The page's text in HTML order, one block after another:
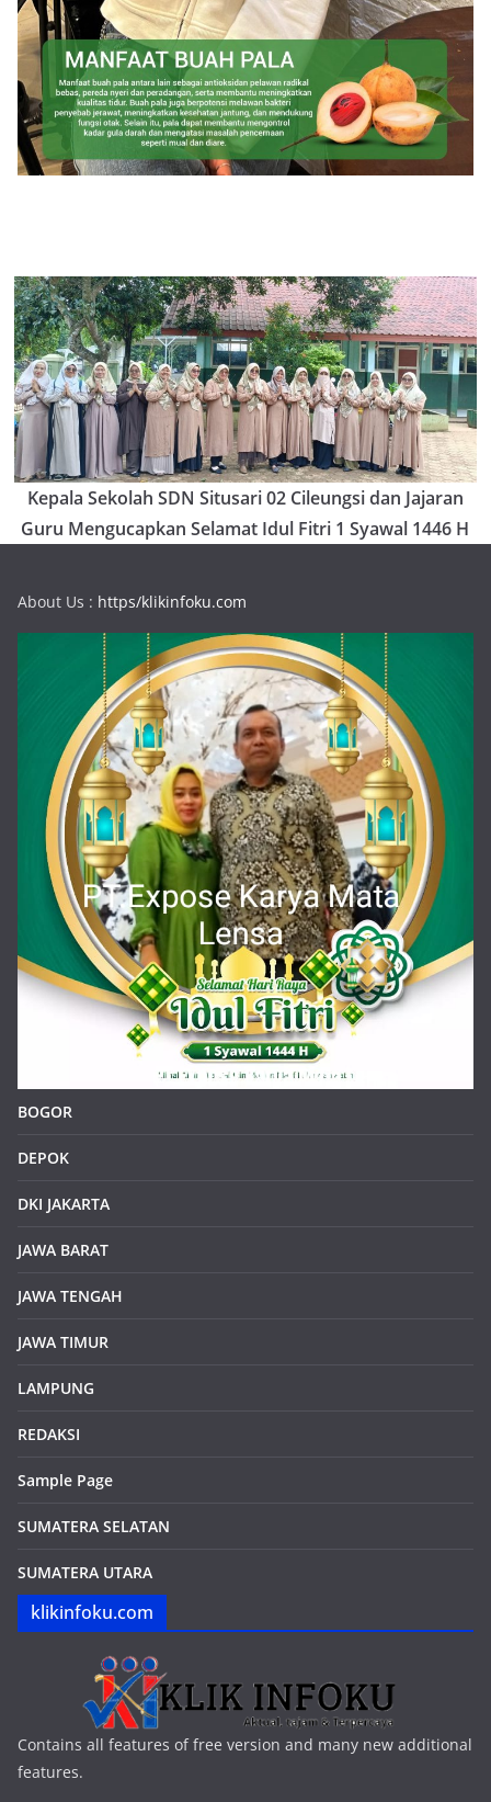
Kepala Sekolah SDN Situsari 02 Cileungsi dan Jajaran
Guru Mengucapkan Selamat Idul Fitri 1 Syawal 1446 H
About Us : https/klikinfoku.com
BOGOR
DEPOK
DKI JAKARTA
JAWA BARAT
JAWA TENGAH
JAWA TIMUR
LAMPUNG
REDAKSI
Sample Page
SUMATERA SELATAN
SUMATERA UTARA
klikinfoku.com
Contains all features of free version and many new additional
features.